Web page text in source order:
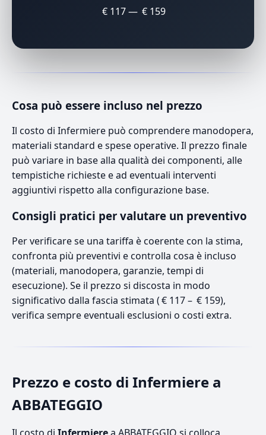
€ 117 — € 159
Cosa può essere incluso nel prezzo
Il costo di Infermiere può comprendere manodopera,
materiali standard e spese operative. Il prezzo finale
può variare in base alla qualità dei componenti, alle
tempistiche richieste e ad eventuali interventi
aggiuntivi rispetto alla configurazione base.
Consigli pratici per valutare un preventivo
Per verificare se una tariffa è coerente con la stima,
confronta più preventivi e controlla cosa è incluso
(materiali, manodopera, garanzie, tempi di
esecuzione). Se il prezzo si discosta in modo
significativo dalla fascia stimata ( € 117 – € 159),
verifica sempre eventuali esclusioni o costi extra.
Prezzo e costo di Infermiere a
ABBATEGGIO
Il costo di Infermierea ABBATEGGIO si colloca